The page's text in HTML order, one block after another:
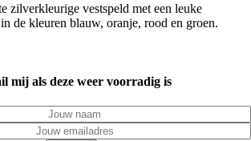
zilverkleurige vestspeld met een leuke
de kleuren blauw, oranje, rood en groen.
mij als deze weer voorradig is